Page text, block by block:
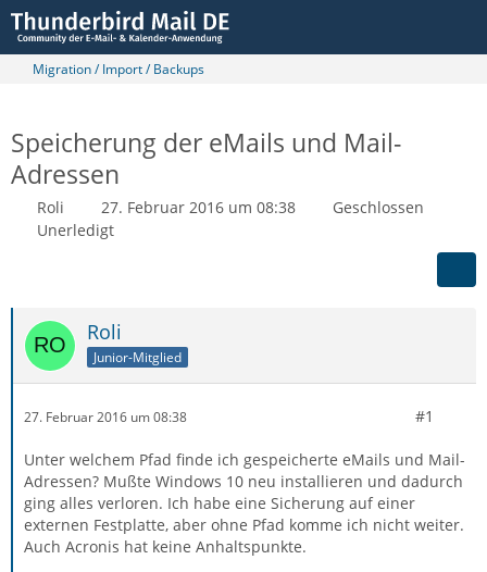
Migration / Import / Backups
Speicherung der eMails und Mail-
Adressen
Roli 27. Februar 2016 um 08:38
Geschlossen
Unerledigt
Roli
Junior-Mitglied
27. Februar 2016 um 08:38 #1
Unter welchem Pfad finde ich gespeicherte eMails und Mail-
Adressen? Mußte Windows 10 neu installieren und dadurch
ging alles verloren. Ich habe eine Sicherung auf einer
externen Festplatte, aber ohne Pfad komme ich nicht weiter.
Auch Acronis hat keine Anhaltspunkte.